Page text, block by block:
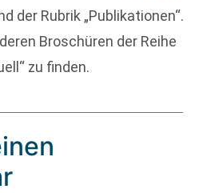
der Rubrik „Publikationen“.
Broschüren der Reihe
zu finden.